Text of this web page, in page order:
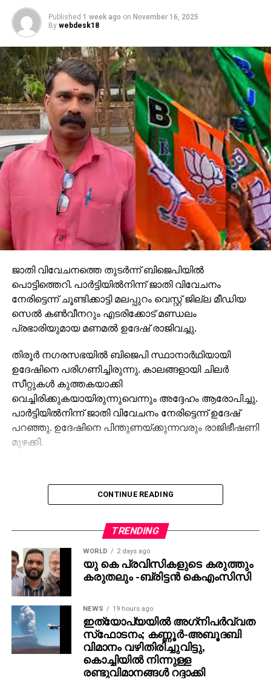
Published 1 week ago on November 16, 2025
By webdesk18
ജാതി വിവേചനത്തെ തുടര്‍ന്ന് ബിജെപിയില്‍
പൊട്ടിത്തെറി. പാര്‍ട്ടിയില്‍നിന്ന് ജാതി വിവേചനം
നേരിട്ടെന്ന് ചൂണ്ടിക്കാട്ടി മലപ്പുറം വെസ്റ്റ് ജില്ല മീഡിയ
സെല്‍ കണ്‍വീനറും എടരിക്കോട് മണ്ഡലം
പ്രഭാരിയുമായ മണമല്‍ ഉദേഷ് രാജിവച്ചു.
തിരൂര്‍ നഗരസഭയില്‍ ബിജെപി സ്ഥാനാര്‍ഥിയായി
ഉദേഷിനെ പരിഗണിച്ചിരുന്നു. കാലങ്ങളായി ചിലര്‍
സീറ്റുകള്‍ കുത്തകയാക്കി
വെച്ചിരിക്കുകയായിരുന്നുവെന്നും അദ്ദേഹം ആരോപിച്ചു.
പാര്‍ട്ടിയില്‍നിന്ന് ജാതി വിവേചനം നേരിട്ടെന്ന് ഉദേഷ്
പറഞ്ഞു. ഉദേഷിനെ പിന്തുണയ്ക്കുന്നവരും രാജിഭീഷണി
മുഴക്കി.
CONTINUE READING
TRENDING
WORLD 2 days ago
യു കെ പ്രവിസികളുടെ കരുത്തും
കരുതലും -ബ്രിട്ടൻ കെഎംസിസി
NEWS 19 hours ago
ഇത്യോപ്യയില്‍ അഗ്‌നിപര്‍വ്വത
സ്‌ഫോടനം; കണ്ണൂർ-അബൂദബി
വിമാനം വഴിതിരിച്ചുവിട്ടു,
കൊച്ചിയിൽ നിന്നുള്ള
രണ്ടുവിമാനങ്ങൾ റദ്ദാക്കി